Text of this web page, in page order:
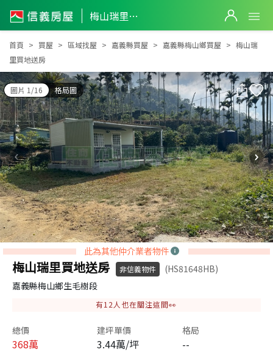
梅山瑞里買地送房
梅山瑞里買地送房
首頁 買屋 區域找屋 嘉義縣買屋 嘉義縣梅山鄉買屋
梅山瑞
里買地送房
圖片 1/16 格局圖
此為其他仲介業者物件
梅山瑞里買地送房 非信義物件
(HS81648HB)
嘉義縣梅山鄉生毛樹段
有12 人也在關注這間👀
總價
368萬
建坪單價
3.44萬/坪
格局
--